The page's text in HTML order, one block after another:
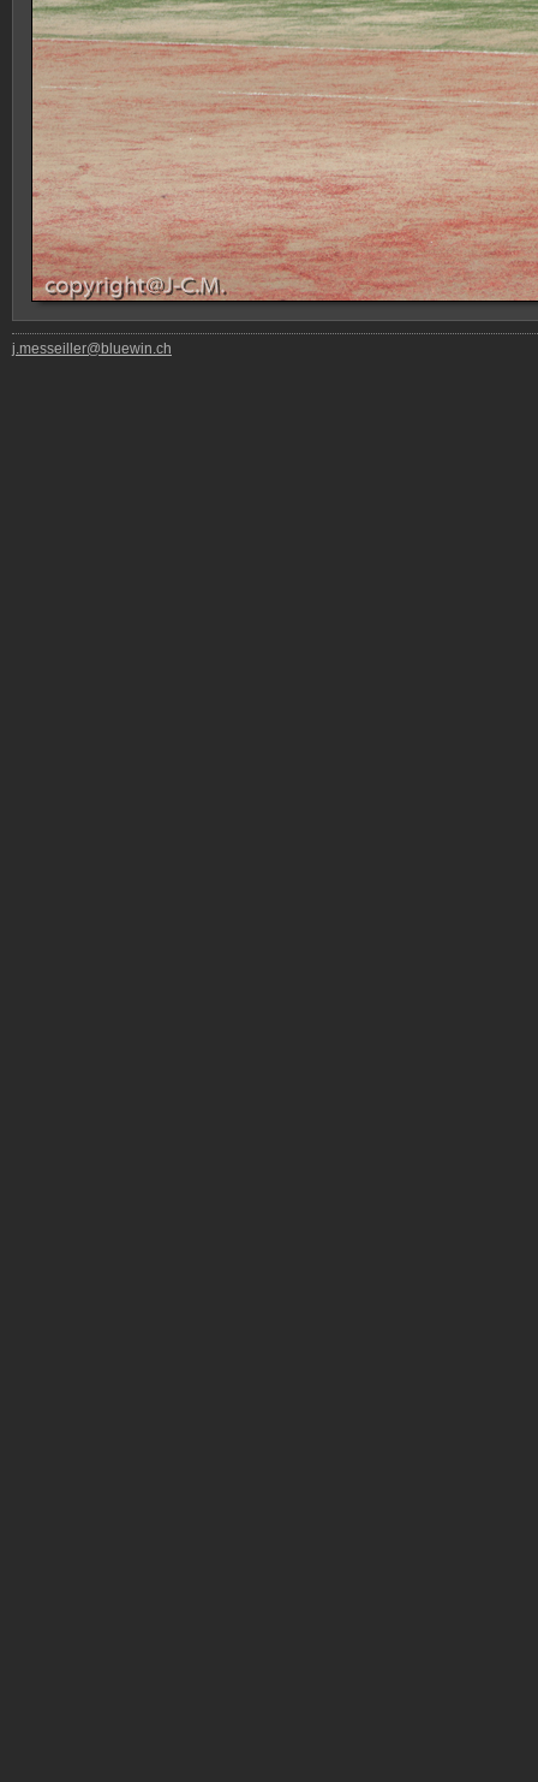
j.messeiller@bluewin.ch